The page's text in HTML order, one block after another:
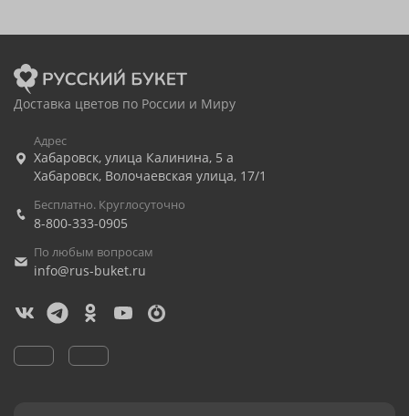
Доставка цветов по России и Миру
Адрес
Хабаровск, улица Калинина, 5 а
Хабаровск, Волочаевская улица, 17/1
Бесплатно. Круглосуточно
8-800-333-0905
По любым вопросам
info@rus-buket.ru